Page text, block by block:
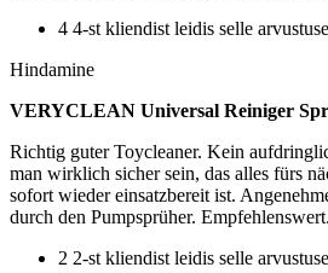
4 4-st kliendist leidis selle
Hindamine
VERYCLEAN Universal Reiniger
Richtig guter Toycleaner. Kein
man wirklich sicher sein, das alles fürs
sofort wieder einsatzbereit ist.
durch den Pumpsprüher. Empfehlenswert.
2 2-st kliendist leidis selle